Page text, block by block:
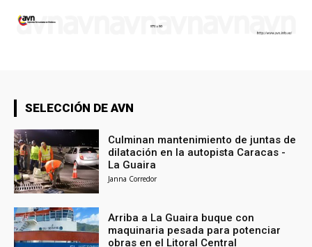
SELECCIÓN DE AVN
Culminan mantenimiento de juntas de
dilatación en la autopista Caracas -
La Guaira
Janna Corredor
Arriba a La Guaira buque con
maquinaria pesada para potenciar
obras en el Litoral Central